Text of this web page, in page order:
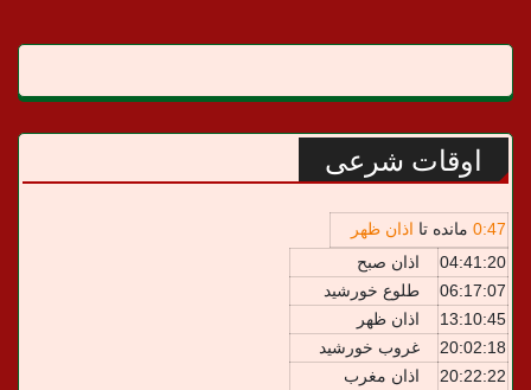
اوقات شرعی
0:47 مانده تا اذان ظهر
04:41:20
اذان صبح
06:17:07
طلوع خورشید
13:10:45
اذان ظهر
20:02:18
غروب خورشید
20:22:22
اذان مغرب